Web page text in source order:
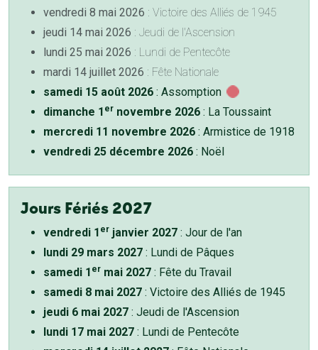
vendredi 8 mai 2026 : Victoire des Alliés de 1945
jeudi 14 mai 2026 : Jeudi de l'Ascension
lundi 25 mai 2026 : Lundi de Pentecôte
mardi 14 juillet 2026 : Fête Nationale
samedi 15 août 2026 : Assomption
dimanche 1 er novembre 2026 : La Toussaint
mercredi 11 novembre 2026 : Armistice de 1918
vendredi 25 décembre 2026 : Noël
Jours Fériés 2027
vendredi 1 er janvier 2027 : Jour de l'an
lundi 29 mars 2027 : Lundi de Pâques
samedi 1 er mai 2027 : Fête du Travail
samedi 8 mai 2027 : Victoire des Alliés de 1945
jeudi 6 mai 2027 : Jeudi de l'Ascension
lundi 17 mai 2027 : Lundi de Pentecôte